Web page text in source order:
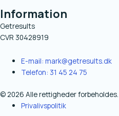
Information
Getresults
CVR 30428919
E-mail: mark@getresults.dk
Telefon: 31 45 24 75
© 2026 Alle rettigheder forbeholdes.
Privalivspolitik